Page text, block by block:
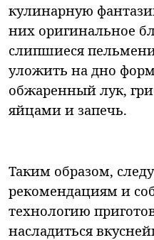
кулинарную
них оригинальное
слипшиеся
уложить на дно
обжаренный лук,
яйцами и запечь.
Таким образом,
рекомендациям и
технологию
насладиться